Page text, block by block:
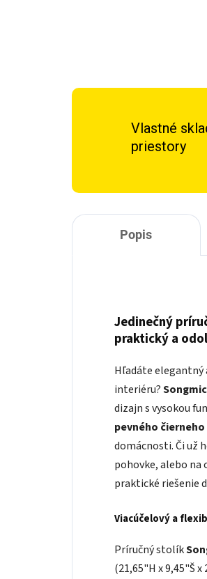
Vlastné
priestory
Popis
Jedinečný
praktický a
Hľadáte elegantný
interiéru?
dizajn s vysokou
pevného
domácnosti. Či už
pohovke, alebo
praktické riešenie
Viacúčelový a
Príručný stolík
(21,65"H x 9,45"Š